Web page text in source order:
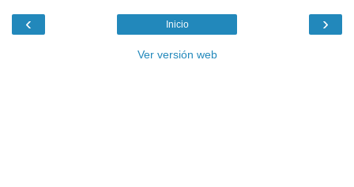
‹ ›
Inicio
Ver versión web